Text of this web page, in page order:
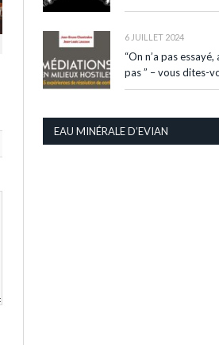
6 JUILLET 2024
“On n’a pas
pas ” – vous dites-
EAU MINÉRALE D’EVIAN